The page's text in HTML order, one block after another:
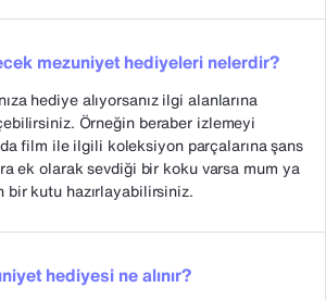
mezuniyet hediyeleri nelerdir?
hediye alıyorsanız ilgi alanlarına
Örneğin beraber izlemeyi
film ile ilgili koleksiyon parçalarına şans
ek olarak sevdiği bir koku varsa mum ya
bir kutu hazırlayabilirsiniz.
hediyesi ne alınır?